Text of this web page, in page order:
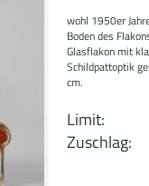
wohl 1950er
Boden des
Glasflakon mit
Schildpattoptik
cm.
Limit:
Zuschlag: